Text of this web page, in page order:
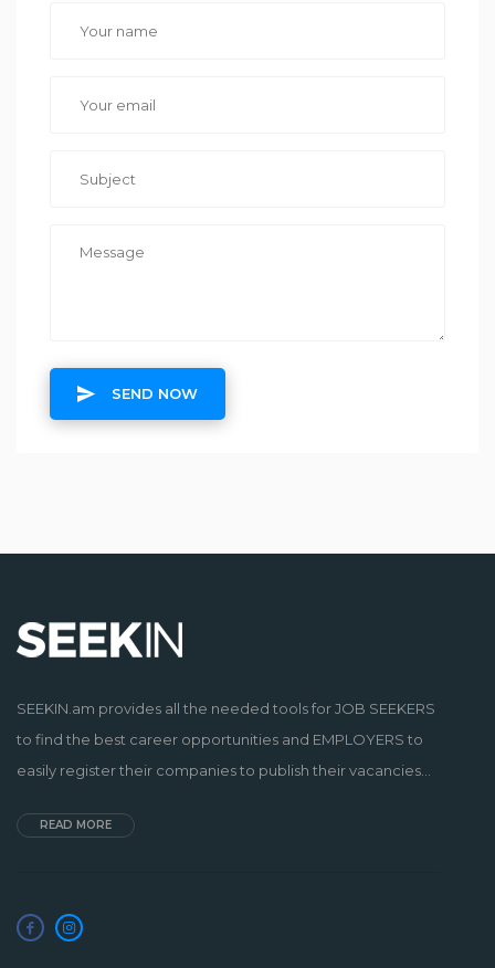
SEND NOW
SEEKIN.am provides all the needed tools for JOB SEEKERS
to find the best career opportunities and EMPLOYERS to
easily register their companies to publish their vacancies...
READ MORE